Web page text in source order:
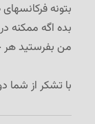
بتونه
بده اگه ممکنه
من بفرستید هر
با تشکر از شما